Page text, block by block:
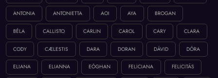
ANTONIA ANTONIETTA AOI AYA BROGAN
BÉLA CALLISTO CARLIN CAROL CARY CLARA
CODY CÆLESTIS DARA DORAN DÁVID DÓRA
ELIANA ELIANNA EÓGHAN FELICIANA FELICITÁS